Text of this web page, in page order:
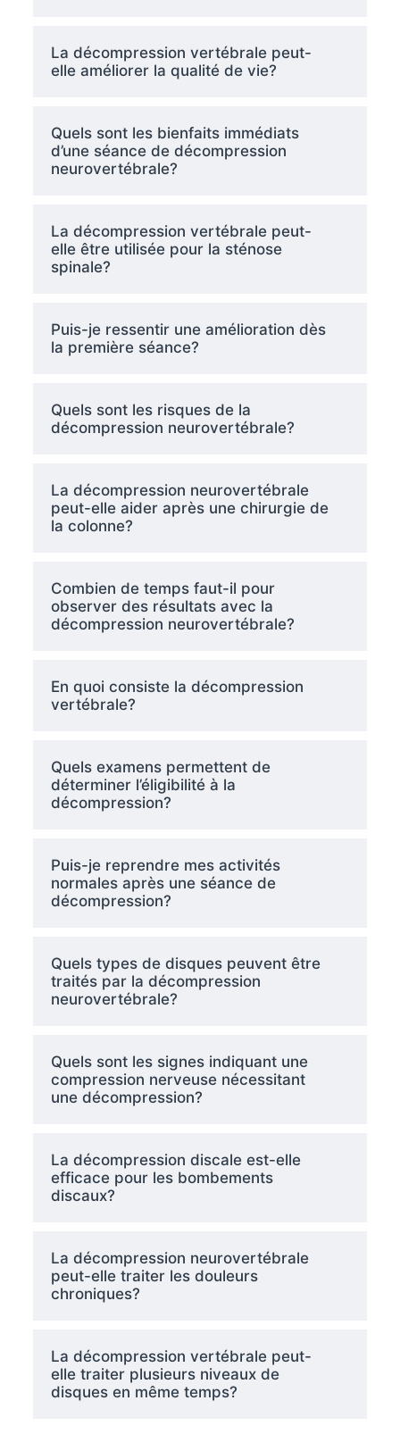
La décompression vertébrale peut-
elle améliorer la qualité de vie?
Quels sont les bienfaits immédiats
d’une séance de décompression
neurovertébrale?
La décompression vertébrale peut-
elle être utilisée pour la sténose
spinale?
Puis-je ressentir une amélioration dès
la première séance?
Quels sont les risques de la
décompression neurovertébrale?
La décompression neurovertébrale
peut-elle aider après une chirurgie de
la colonne?
Combien de temps faut-il pour
observer des résultats avec la
décompression neurovertébrale?
En quoi consiste la décompression
vertébrale?
Quels examens permettent de
déterminer l’éligibilité à la
décompression?
Puis-je reprendre mes activités
normales après une séance de
décompression?
Quels types de disques peuvent être
traités par la décompression
neurovertébrale?
Quels sont les signes indiquant une
compression nerveuse nécessitant
une décompression?
La décompression discale est-elle
efficace pour les bombements
discaux?
La décompression neurovertébrale
peut-elle traiter les douleurs
chroniques?
La décompression vertébrale peut-
elle traiter plusieurs niveaux de
disques en même temps?